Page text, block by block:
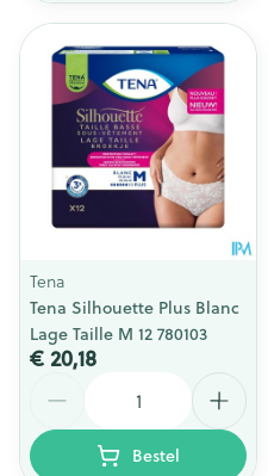
Tena
Tena Silhouette Plus Blanc
Lage Taille M 12 780103
€ 20,18
Bestel